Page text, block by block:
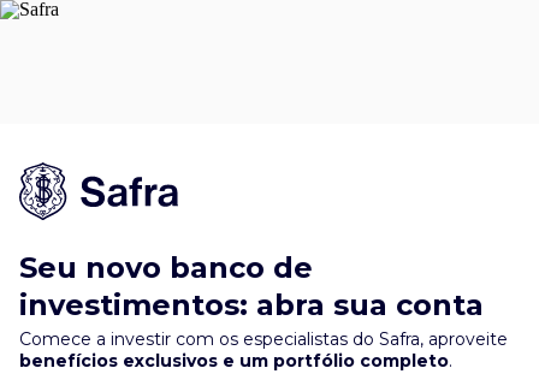
Seu novo banco de
investimentos: abra sua conta
Comece a investir com os especialistas do Safra, aproveite
benefícios exclusivos e um portfólio completo.